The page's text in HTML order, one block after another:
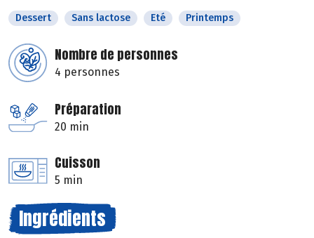
Dessert Sans lactose Eté Printemps
Nombre de personnes
4 personnes
Préparation
20 min
Cuisson
5 min
Ingrédients